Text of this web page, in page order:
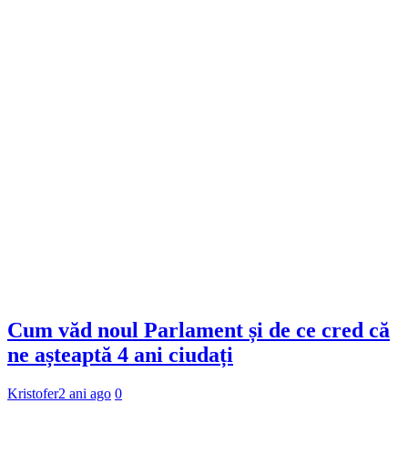
Cum văd noul Parlament și de ce cred că
ne așteaptă 4 ani ciudați
Kristofer2 ani ago 0